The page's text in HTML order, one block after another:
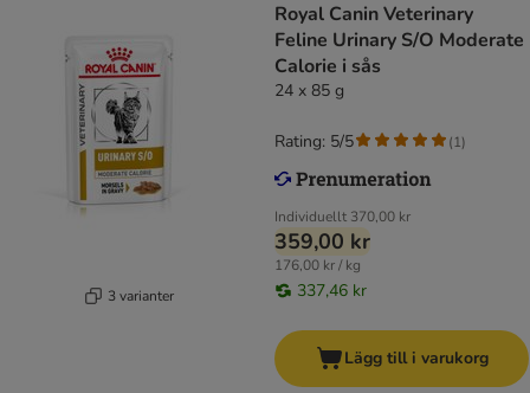
3 varianter
Royal Canin Veterinary
Feline Urinary S/O Moderate
Calorie i sås
24 x 85 g
Individuellt 370,00 kr
359,00 kr
176,00 kr / kg
337,46 kr
Rating: 5/5 (1)
Lägg till i varukorg